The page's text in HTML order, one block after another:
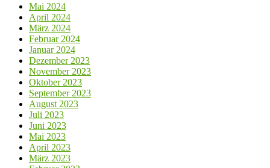
Mai 2024
April 2024
März 2024
Februar 2024
Januar 2024
Dezember 2023
November 2023
Oktober 2023
September 2023
August 2023
Juli 2023
Juni 2023
Mai 2023
April 2023
März 2023